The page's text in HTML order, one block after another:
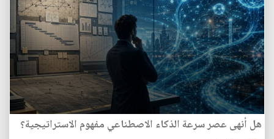
هل أنهى عصر سرعة الذكاء الاصطناعي مفهوم الاستراتيجية؟